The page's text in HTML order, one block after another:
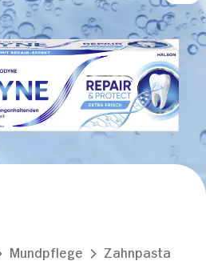
Mundpflege Zahnpasta